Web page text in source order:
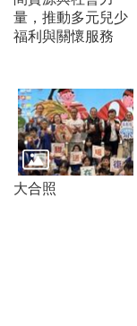
v
i
c
回
首
頁
網
站
量，推動多元兒少
福利與關懷服務
大合照